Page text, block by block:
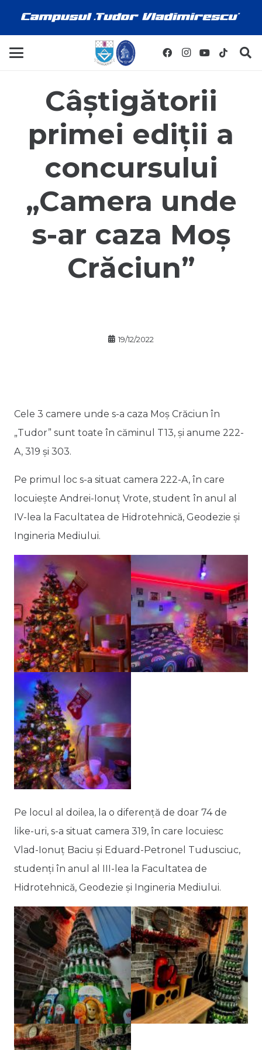
Câștigătorii
primei ediții a
concursului
„Camera unde
s-ar caza Moș
Crăciun”
19/12/2022
Cele 3 camere unde s-a caza Moș Crăciun în
„Tudor” sunt toate în căminul T13, și anume 222-
A, 319 și 303.
Pe primul loc s-a situat camera 222-A, în care
locuiește Andrei-Ionuț Vrote, student în anul al
IV-lea la Facultatea de Hidrotehnică, Geodezie și
Ingineria Mediului.
Pe locul al doilea, la o diferență de doar 74 de
like-uri, s-a situat camera 319, în care locuiesc
Vlad-Ionuț Baciu și Eduard-Petronel Tudusciuc,
studenți în anul al III-lea la Facultatea de
Hidrotehnică, Geodezie și Ingineria Mediului.